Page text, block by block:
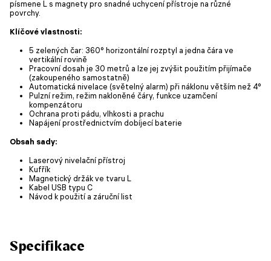
písmene L s magnety pro snadné uchycení přístroje na různé
povrchy.
Klíčové vlastnosti:
5 zelených čar: 360° horizontální rozptyl a jedna čára ve
vertikální rovině
Pracovní dosah je 30 metrů a lze jej zvýšit použitím přijímače
(zakoupeného samostatně)
Automatická nivelace (světelný alarm) při náklonu větším než 4°
Pulzní režim, režim nakloněné čáry, funkce uzamčení
kompenzátoru
Ochrana proti pádu, vlhkosti a prachu
Napájení prostřednictvím dobíjecí baterie
Obsah sady:
Laserový nivelační přístroj
Kufřík
Magnetický držák ve tvaru L
Kabel USB typu C
Návod k použití a záruční list
Specifikace